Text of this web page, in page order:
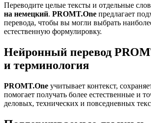
Переводите целые тексты и отдельные
на немецкий. PROMT.One предлагает
перевода, чтобы вы могли выбрать
естественную формулировку.
Нейронный перевод
и терминология
PROMT.One учитывает контекст,
помогает получать более естественные и
деловых, технических и повседневных